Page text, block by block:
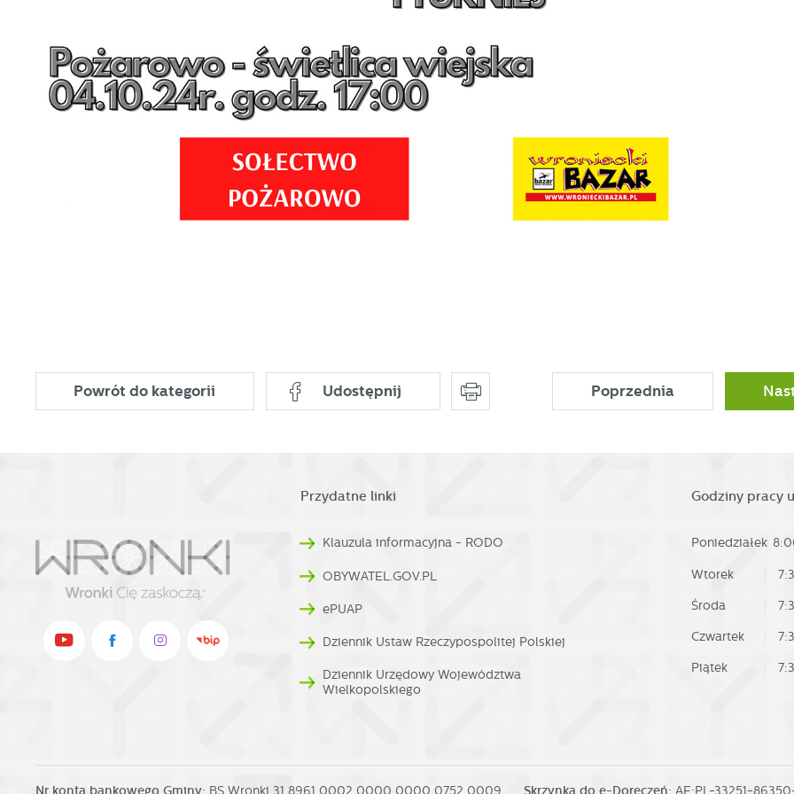
Powrótdo kategorii Udostępnij Poprzednia
Przydatne linki
Klauzula informacyjna - RODO
OBYWATEL.GOV.PL
ePUAP
Dziennik Ustaw Rzeczypospolitej Polskiej
Dziennik Urzędowy Województwa
Wielkopolskiego
Godziny pracy
Poniedziałek
Wtorek
Środa
Czwartek
Piątek
BS Wronki 31 8961 0002 0000 0000 0752 0009 AE:PL-33251-
Dzięki reklamowym plikom cookies prezentujemy Ci najciekawsze informacje i
Promocyjne pliki cookies służą do prezentowania Ci naszych komunikatów na
podstawie analizy Twoich upodobań oraz Twoich zwyczajów dotyczących
przeglądanej witryny internetowej. Treści promocyjne mogą pojawić się na stronach
podmiotów trzecich lub firm będących naszymi partnerami oraz innych dostawców
usług. Firmy te działają w charakterze pośredników prezentujących nasze treści w
Więcej